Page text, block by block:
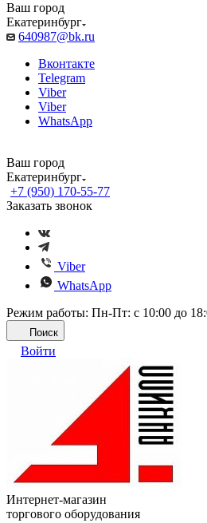
Ваш город
Екатеринбург
640987@bk.ru
Вконтакте
Telegram
Viber
Viber
WhatsApp
Ваш город
Екатеринбург
+7 (950) 170-55-77
Заказать звонок
Viber
WhatsApp
Режим работы: Пн-Пт: с 10:00 до
Поиск
Войти
Интернет-магазин
торгового оборудования